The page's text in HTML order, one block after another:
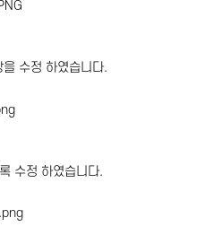
수정 하였습니다.
수정 하였습니다.